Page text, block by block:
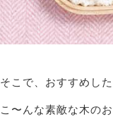
そこで、おすすめし
こ〜んな素敵な木の